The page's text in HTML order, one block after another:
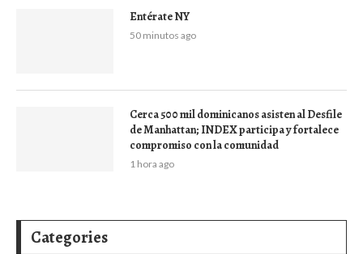
Entérate NY
50 minutos ago
Cerca 500 mil dominicanos asisten al Desfile
de Manhattan; INDEX participa y fortalece
compromiso con la comunidad
1 hora ago
Categories